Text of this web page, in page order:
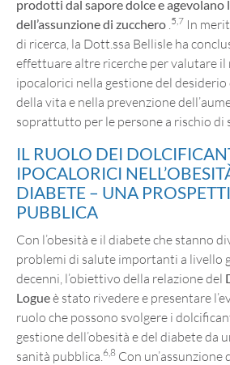
prodotti dal sapore dolce e agevolano
dell’assunzione di zucchero 5,7 In
di ricerca, la Dott.ssa Bellisle ha
effettuare altre ricerche per valutare
ipocalorici nella gestione del desiderio
della vita e nella prevenzione
soprattutto per le persone a rischio di
IL RUOLO DEI
IPOCALORICI
DIABETE – UNA
PUBBLICA
Con l’obesità e il diabete che stanno
problemi di salute importanti a livello
decenni, l’obiettivo della relazione del
Logueè stato rivedere e presentare
ruolo che possono svolgere i
gestione dell’obesità e del diabete da
sanità pubblica. 6,8 Con un’assunzione